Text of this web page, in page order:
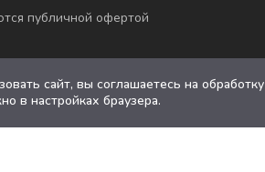
публичной офертой
сайт, вы соглашаетесь на
в настройках браузера.